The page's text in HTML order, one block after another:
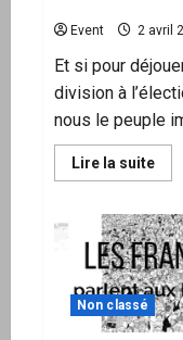
Event 2 avril
Et si pour
division à
nous le peuple
Lire la suiteEn
Si
pas
«
Non classé